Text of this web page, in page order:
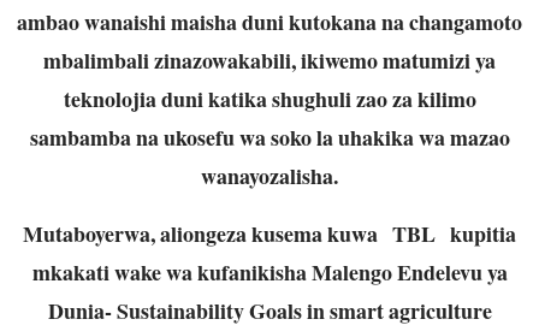
ambao wanaishi maisha duni kutokana na changamoto
mbalimbali zinazowakabili, ikiwemo matumizi ya
teknolojia duni katika shughuli zao za kilimo
sambamba na ukosefu wa soko la uhakika wa mazao
wanayozalisha.
Mutaboyerwa, aliongeza kusema kuwa TBL kupitia
mkakati wake wa kufanikisha Malengo Endelevu ya
Dunia- Sustainability Goals in smart agriculture